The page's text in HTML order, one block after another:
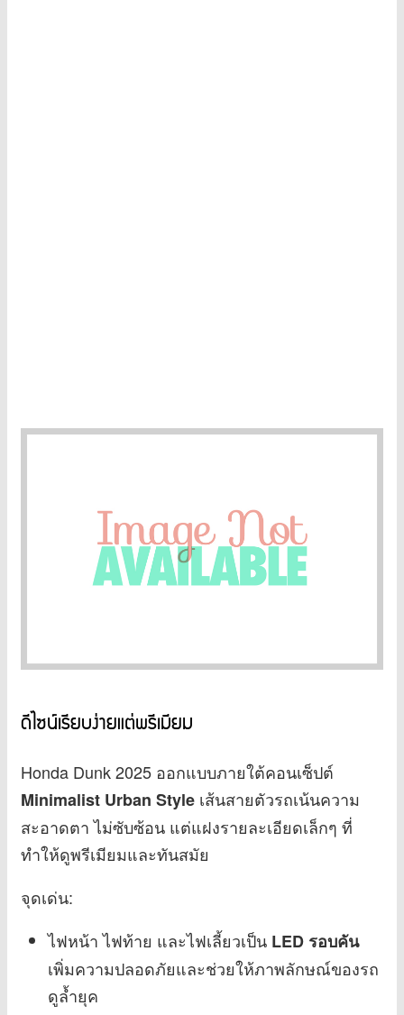
ดีไซน์เรียบง่ายแต่พรีเมียม
Honda Dunk 2025 ออกแบบภายใต้คอนเซ็ปต์
Minimalist Urban Style เส้นสายตัวรถเน้นความ
สะอาดตา ไม่ซับซ้อน แต่แฝงรายละเอียดเล็กๆ ที่
ทำให้ดูพรีเมียมและทันสมัย
จุดเด่น:
ไฟหน้า ไฟท้าย และไฟเลี้ยวเป็น LED รอบคัน
เพิ่มความปลอดภัยและช่วยให้ภาพลักษณ์ของรถ
ดูล้ำยุค